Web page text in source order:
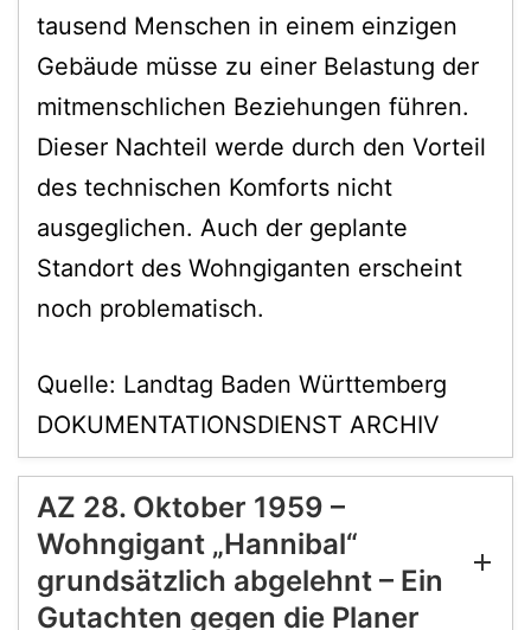
tausend Menschen in einem einzigen
Gebäude müsse zu einer Belastung der
mitmenschlichen Beziehungen führen.
Dieser Nachteil werde durch den Vorteil
des technischen Komforts nicht
ausgeglichen. Auch der geplante
Standort des Wohngiganten erscheint
noch problematisch.
Quelle: Landtag Baden Württemberg
DOKUMENTATIONSDIENST ARCHIV
AZ 28. Oktober 1959 –
Wohngigant „Hannibal“
grundsätzlich abgelehnt – Ein
Gutachten gegen die Planer